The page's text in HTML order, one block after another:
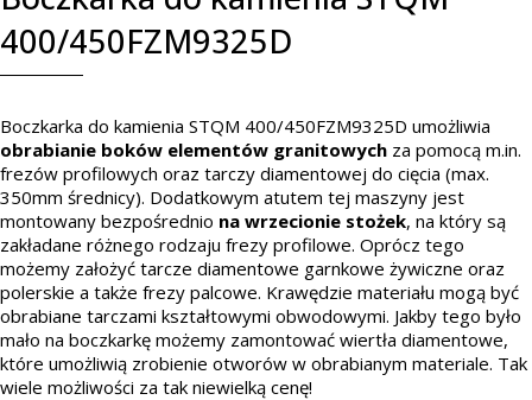
400/450FZM9325D
Boczkarka do kamienia STQM 400/450FZM9325D umożliwia
obrabianie boków elementów granitowych za pomocą m.in.
frezów profilowych oraz tarczy diamentowej do cięcia (max.
350mm średnicy). Dodatkowym atutem tej maszyny jest
montowany bezpośrednio na wrzecionie stożek, na który są
zakładane różnego rodzaju frezy profilowe. Oprócz tego
możemy założyć tarcze diamentowe garnkowe żywiczne oraz
polerskie a także frezy palcowe. Krawędzie materiału mogą być
obrabiane tarczami kształtowymi obwodowymi. Jakby tego było
mało na boczkarkę możemy zamontować wiertła diamentowe,
które umożliwią zrobienie otworów w obrabianym materiale. Tak
wiele możliwości za tak niewielką cenę!